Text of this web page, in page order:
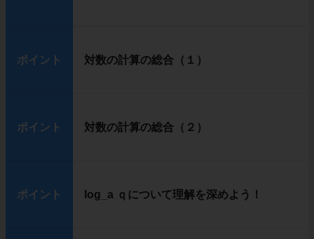
ポイント 対数の計算の総合（１）
ポイント 対数の計算の総合（２）
ポイント log_a ｑについて理解を深めよう！